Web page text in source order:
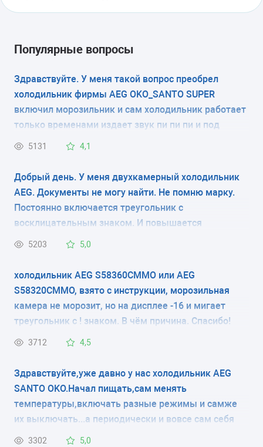
холодильник без морозильника
ТИП УПРАВЛЕНИЯ
электронное
КОЛИЧЕСТВО КАМЕР
1
РАЗМЕРЫ (ШXГXВ)
54x54.9x87.3 см
КОЛИЧЕСТВО КОМПРЕССОРОВ
1
РАЗМОРАЖИВАНИЕ МОРОЗИЛЬНОЙ КАМЕРЫ
РАЗМОРАЖИВАНИЕ ХОЛОДИЛЬНОЙ КАМЕРЫ
капельная система
ЭНЕРГОПОТРЕБЛЕНИЕ
Популярные вопросы
Здравствуйте. У меня такой вопрос преобрел
холодильник фирмы AEG OKO_SANTO SUPER
включил морозильник и сам холодильник работает
только временами издает звук пи пи пи и под
знаком трехульника мигает постоянно красная
должно быть градусы в морозилки и в самом
холодильнике хотел настроеть градусы. Благодарю
зарание спосибо большое.
5131 4,1
Добрый день. У меня двухкамерный холодильник
AEG. Документы не могу найти. Не помню марку.
Постоянно включается треугольник с
восклицательным знаком. И повышается
температура в морозильной камере. В чем дело?
задней стенке? и где почитать про установки на
внешнем мониторе?
5203 5,0
холодильник AEG S58360CMMO или AEG
S58320CMMO, взято с инструкции, морозильная
камера не морозит, но на дисплее -16 и мигает
треугольник с ! знаком. В чём причина. Спасибо!
3712 4,5
Здравствуйте,уже давно у нас холодильник AEG
SANTO OKO.Начал пищать,сам менять
температуры,включать разные режимы и самже
их выключать...а периодически и вовсе сам себя
выключает.
3302 5,0